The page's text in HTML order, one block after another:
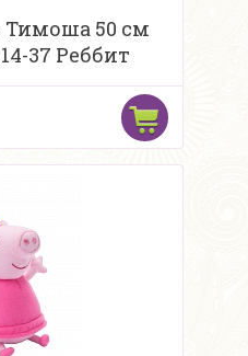
50 см
37 Реббит